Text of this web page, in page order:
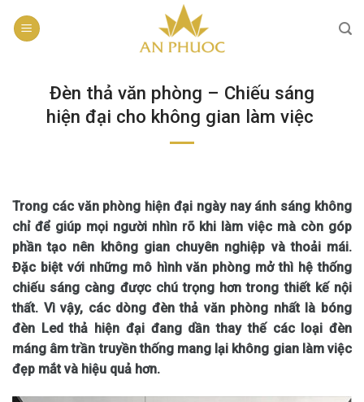
Đèn thả văn phòng – Chiếu sáng
hiện đại cho không gian làm việc
Trong các văn phòng hiện đại ngày nay ánh sáng không
chỉ để giúp mọi người nhìn rõ khi làm việc mà còn góp
phần tạo nên không gian chuyên nghiệp và thoải mái.
Đặc biệt với những mô hình văn phòng mở thì hệ thống
chiếu sáng càng được chú trọng hơn trong thiết kế nội
thất. Vì vậy, các dòng đèn thả văn phòng nhất là bóng
đèn Led thả hiện đại đang dần thay thế các loại đèn
máng âm trần truyền thống mang lại không gian làm việc
đẹp mắt và hiệu quả hơn.